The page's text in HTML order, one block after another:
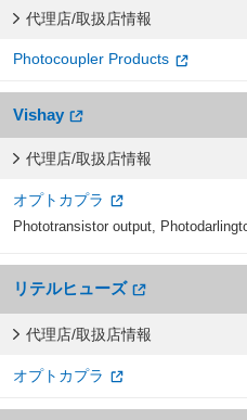
代理店/取扱店情報
Photocoupler Products
Vishay
代理店/取扱店情報
オプトカプラ
Phototransistor output,
リテルヒューズ
代理店/取扱店情報
オプトカプラ